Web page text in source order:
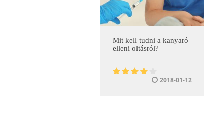
Mit kell tudni a kanyaró
elleni oltásról?
2018-01-12